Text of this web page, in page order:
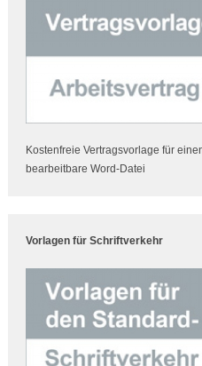
Kostenfreie Vertragsvorlage für
bearbeitbare Word-Datei
Vorlagen für Schriftverkehr